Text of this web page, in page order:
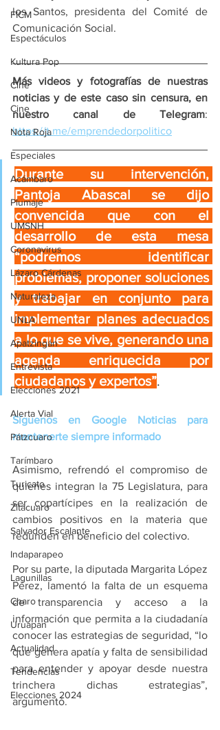
FICM
Espectáculos
Kultura Pop
Cine
Cine
Nota Roja
Especiales
Acámbaro
Plumaje
UMSNH
Coronavirus
Lázaro Cárdenas
Naturaleza
UNLA
Apatzingán
Entrevista
Elecciones 2021
Alerta Vial
Pátzcuaro
Tarímbaro
Turicato
Zitácuaro
Salvador Escalante
Indaparapeo
Lagunillas
Charo
Uruapan
Actualidad
Tendencias
Elecciones 2024
los Santos, presidenta del Comité de
Comunicación Social.
Más videos y fotografías de nuestras
noticias y de este caso sin censura, en
nuestro canal de Telegram
https://t.me/emprendedorpolitico
Durante su intervención,
Pantoja Abascal se dijo
convencida que con el
desarrollo de esta mesa
“podremos identificar
problemas, proponer soluciones
y trabajar en conjunto para
implementar planes adecuados
a lo que se vive, generando una
agenda enriquecida por
ciudadanos y expertos”.
Síguenos en Google Noticias para
mantenerte siempre informado
Asimismo, refrendó el compromiso de
quienes integran la 75 Legislatura, para
ser copartícipes en la realización de
cambios positivos en la materia que
redunden en beneficio del colectivo.
Por su parte, la diputada Margarita López
Pérez, lamentó la falta de un esquema
de transparencia y acceso a la
información que permita a la ciudadanía
conocer las estrategias de seguridad, “lo
que genera apatía y falta de sensibilidad
para entender y apoyar desde nuestra
trinchera dichas estrategias”,
argumentó.